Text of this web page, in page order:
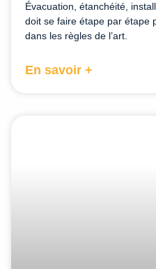
Évacuation, étanchéité,
doit se faire étape par étape
dans les règles de l’art.
En savoir +